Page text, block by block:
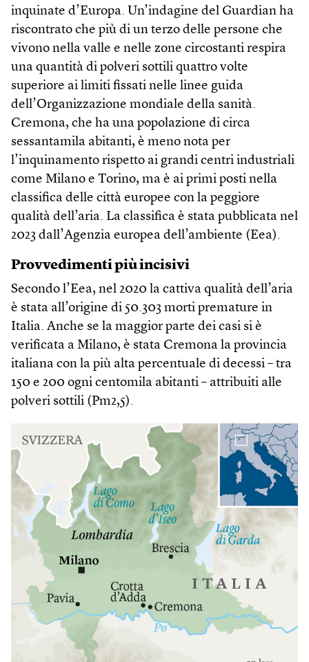
inquinate d’Europa. Un’indagine del Guardian ha
riscontrato che più di un terzo delle persone che
vivono nella valle e nelle zone circostanti respira
una quantità di polveri sottili quattro volte
superiore ai limiti fissati nelle linee guida
dell’Organizzazione mondiale della sanità.
Cremona, che ha una popolazione di circa
sessantamila abitanti, è meno nota per
l’inquinamento rispetto ai grandi centri industriali
come Milano e Torino, ma è ai primi posti nella
classifica delle città europee con la peggiore
qualità dell’aria. La classifica è stata pubblicata nel
2023 dall’Agenzia europea dell’ambiente (Eea).
Provvedimenti più incisivi
Secondo l’Eea, nel 2020 la cattiva qualità dell’aria
è stata all’origine di 50.303 morti premature in
Italia. Anche se la maggior parte dei casi si è
verificata a Milano, è stata Cremona la provincia
italiana con la più alta percentuale di decessi – tra
150 e 200 ogni centomila abitanti – attribuiti alle
polveri sottili (Pm2,5).